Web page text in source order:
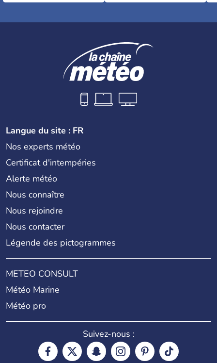
Langue du site : FR
Nos experts météo
Certificat d'intempéries
Alerte météo
Nous connaître
Nous rejoindre
Nous contacter
Légende des pictogrammes
METEO CONSULT
Météo Marine
Météo pro
Suivez-nous :